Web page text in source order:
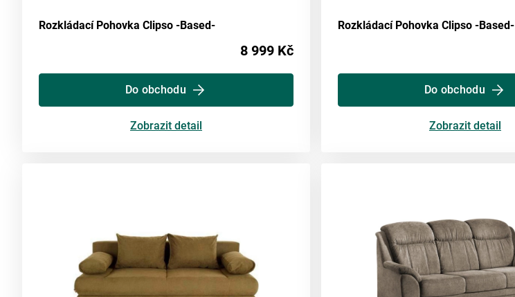
Rozkládací Pohovka Clipso -Based-
8 999 Kč
Do obchodu
Zobrazit detail
Rozkládací Pohovka Clipso -Based-
Do obchodu
Zobrazit detail